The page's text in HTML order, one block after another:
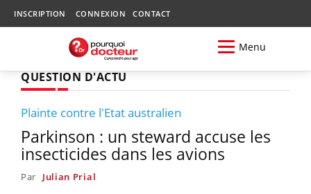
INSCRIPTION CONNEXION CONTACT
Menu
QUESTION D'ACTU
Plainte contre l'Etat australien
Parkinson : un steward accuse les
insecticides dans les avions
Par Julian Prial